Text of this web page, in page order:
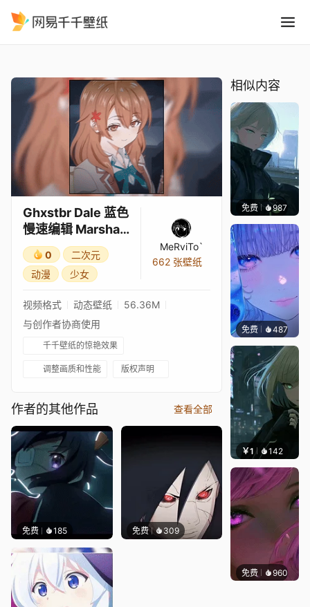
Ghxstbr Dale 蓝色
慢速编辑 Marsha
Masachika
0
二次元
动漫
少女
MeRviTo`
662 张壁纸
视频格式 动态壁纸
56.36M
与创作者协商使用
千千壁纸的惊艳效果
调整画质和性能 版权声明
作者的其他作品 查看全部
免费 185 免费 309
相似内容
免费 987辰东
免费 487辰东
￥1 142
免费 960辰东